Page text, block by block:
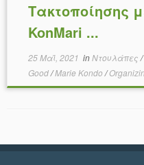
Τακτοποίησης
KonMari ...
25 Μαΐ, 2021 inΝτουλάπες /
Good/Marie Kondo /